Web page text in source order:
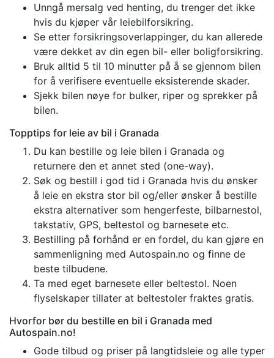
Unngå mersalg ved henting, du trenger det ikke
hvis du kjøper vår leiebilforsikring.
Se etter forsikringsoverlappinger, du kan allerede
være dekket av din egen bil- eller boligforsikring.
Bruk alltid 5 til 10 minutter på å se gjennom bilen
for å verifisere eventuelle eksisterende skader.
Sjekk bilen nøye for bulker, riper og sprekker på
bilen.
Topptips for leie av bil i Granada
Du kan bestille og leie bilen i Granada og
returnere den et annet sted (one-way).
Søk og bestill i god tid i Granada hvis du ønsker
å leie en ekstra stor bil og/eller ønsker å bestille
ekstra alternativer som hengerfeste, bilbarnestol,
takstativ, GPS, beltestol og barnesete etc.
Bestilling på forhånd er en fordel, du kan gjøre en
sammenligning med Autospain.no og finne de
beste tilbudene.
Ta med eget barnesete eller beltestol. Noen
flyselskaper tillater at beltestoler fraktes gratis.
Hvorfor bør du bestille en bil i Granada med
Autospain.no!
Gode ​​tilbud og priser på langtidsleie og alle typer